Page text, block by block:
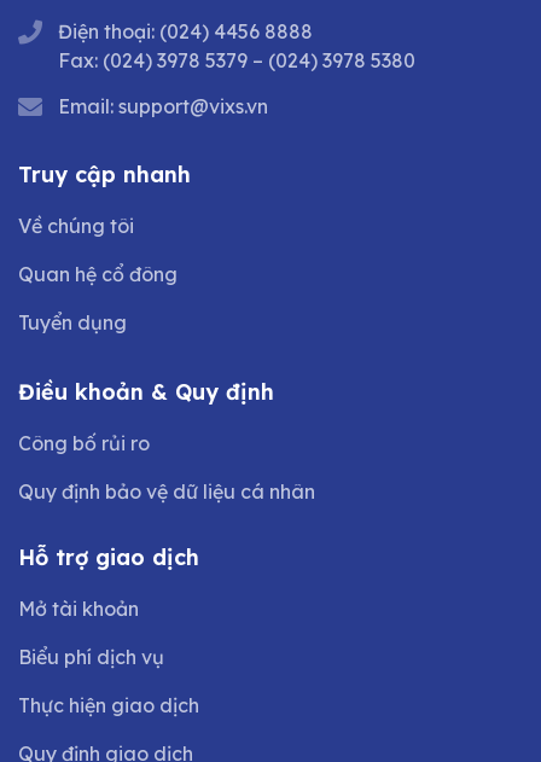
Điện thoại: (024) 4456 8888
Fax: (024) 3978 5379 – (024) 3978 5380
Email: support@vixs.vn
Truy cập nhanh
Về chúng tôi
Quan hệ cổ đông
Tuyển dụng
Điều khoản & Quy định
Công bố rủi ro
Quy định bảo vệ dữ liệu cá nhân
Hỗ trợ giao dịch
Mở tài khoản
Biểu phí dịch vụ
Thực hiện giao dịch
Quy định giao dịch